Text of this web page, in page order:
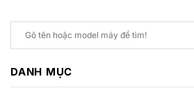
DANH MỤC